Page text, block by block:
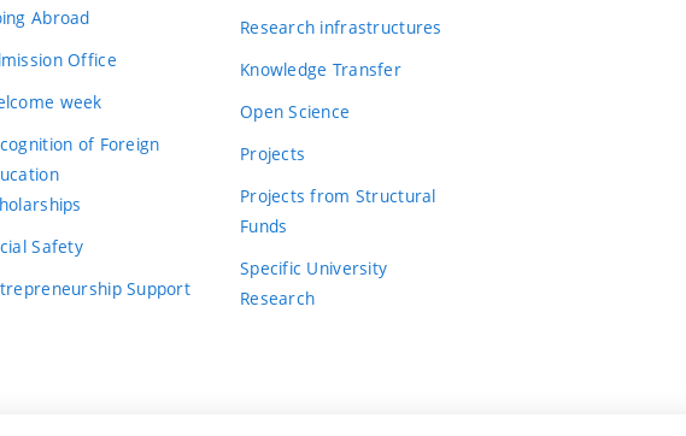
Abroad
Office
week
of Foreign
Safety
Support
Research infrastructures
Knowledge Transfer
Open Science
Projects
Projects from Structural
Funds
Specific University
Research